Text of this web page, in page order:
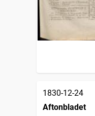
1830-12-24
Aftonbladet